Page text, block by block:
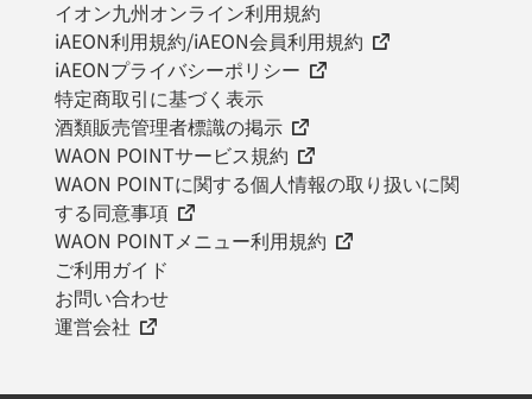
イオン九州オンライン利用規約
iAEON利用規約/iAEON会員利用規約
iAEONプライバシーポリシー
特定商取引に基づく表示
酒類販売管理者標識の掲示
WAON POINTサービス規約
WAON POINTに関する個人情報の取り扱いに関
する同意事項
WAON POINTメニュー利用規約
ご利用ガイド
お問い合わせ
運営会社